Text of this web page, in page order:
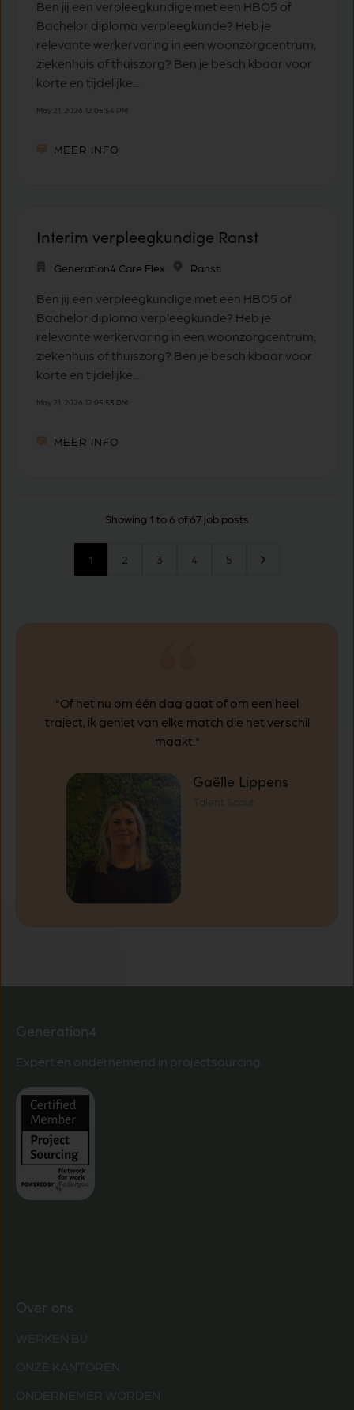
Ben jij een verpleegkundige met een HBO5 of
Bachelor diploma verpleegkunde? Heb je
relevante werkervaring in een woonzorgcentrum,
ziekenhuis of thuiszorg? Ben je beschikbaar voor
korte en tijdelijke...
May 21, 2026 12:05:54 PM
MEER INFO
Interim verpleegkundige Ranst
Generation4 Care Flex Ranst
Ben jij een verpleegkundige met een HBO5 of
Bachelor diploma verpleegkunde? Heb je
relevante werkervaring in een woonzorgcentrum,
ziekenhuis of thuiszorg? Ben je beschikbaar voor
korte en tijdelijke...
May 21, 2026 12:05:53 PM
MEER INFO
Showing 1 to 6 of 67 job posts
1 2 3 4 5
"Of het nu om één dag gaat of om een heel
traject, ik geniet van elke match die het verschil
maakt."
Gaëlle Lippens
Talent Scout
Generation4
Expert en ondernemend in projectsourcing.
Over ons